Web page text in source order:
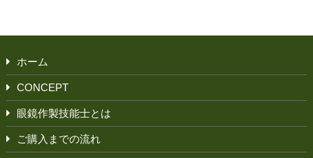
ホーム
CONCEPT
眼鏡作製技能士とは
ご購入までの流れ